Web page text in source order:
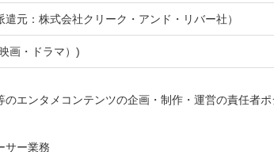
元：株式会社クリーク・アンド・リバー社）
画・ドラマ）)
エンタメコンテンツの企画・制作・運営の責任者ポ